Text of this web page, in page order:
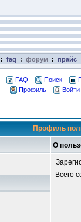
: faq : форум : прайс
FAQ Поиск
Профиль
Профиль
О
Всего